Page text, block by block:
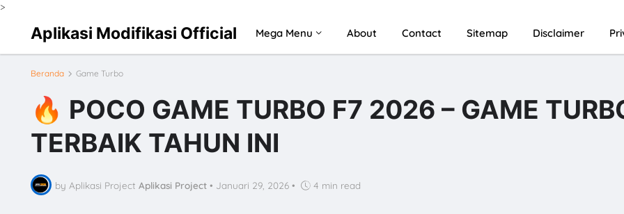
>
Aplikasi Modifikasi Official Mega Menu About Contact Sitemap Disclaimer
Beranda Game Turbo
🔥 POCO GAME TURBO F7 2026 – GAME
TERBAIK TAHUN INI
by Aplikasi Project Aplikasi Project • Januari 29, 2026 • 4 min read